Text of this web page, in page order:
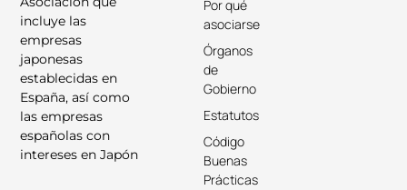
incluye las
empresas
japonesas
establecidas en
España, así como
las empresas
españolas con
intereses en Japón
Por qué
asociarse
Órganos
de
Gobierno
Estatutos
Código
Buenas
Prácticas